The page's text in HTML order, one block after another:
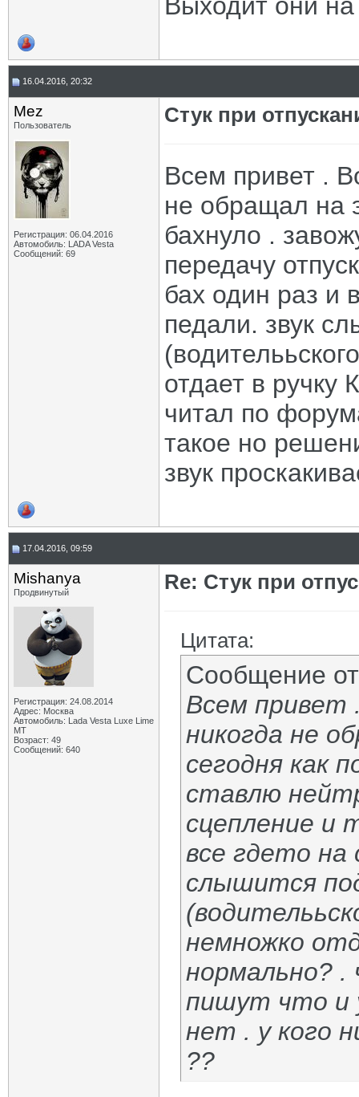
16.04.2016, 20:32
Mez
Пользователь
Регистрация: 06.04.2016
Автомобиль: LADA Vesta
Сообщений: 69
Стук при
Всем привет .
не обращал на
бахнуло .
передачу
бах один раз и
педали. звук
отдает в
читал по
такое но
звук
17.04.2016, 09:59
Mishanya
Продвинутый
Регистрация: 24.08.2014
Адрес: Москва
Автомобиль: Lada Vesta Luxe Lime
MT
Возраст: 49
Сообщений: 640
Re: Стук при
Цитата:
Сообщение
Всем привет
никогда не
сегодня как
ставлю
сцепление и
все гдето на
слышится
немножко
нормально?
пишут что и
нет . у кого
??